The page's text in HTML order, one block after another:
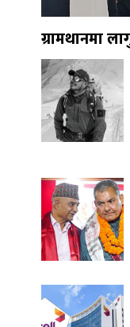
ग्रामथानमा